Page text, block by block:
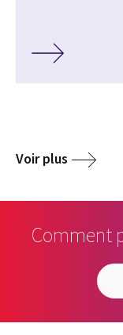
Voir plus
Comment